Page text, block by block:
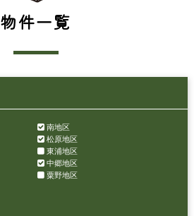
物件一覧
南地区
松原地区
東浦地区
中郷地区
粟野地区